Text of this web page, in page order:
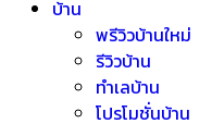
บ้าน
พรีวิวบ้านใหม่
รีวิวบ้าน
ทำเลบ้าน
โปรโมชั่นบ้าน